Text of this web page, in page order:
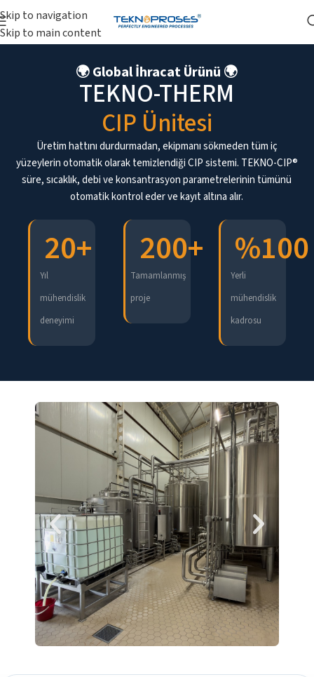
Skip to navigation
Skip to main content
CIP Ünitesi
🌍 Global İhracat Ürünü 🌍
TEKNO-THERM
CIP Ünitesi
Üretim hattını durdurmadan, ekipmanı sökmeden tüm iç
yüzeylerin otomatik olarak temizlendiği CIP sistemi. TEKNO-CIP®
süre, sıcaklık, debi ve konsantrasyon parametrelerinin tümünü
otomatik kontrol eder ve kayıt altına alır.
Yıl
mühendislik
deneyimi
20+
Tamamlanmış
proje
200+
Yerli
mühendislik
kadrosu
%100